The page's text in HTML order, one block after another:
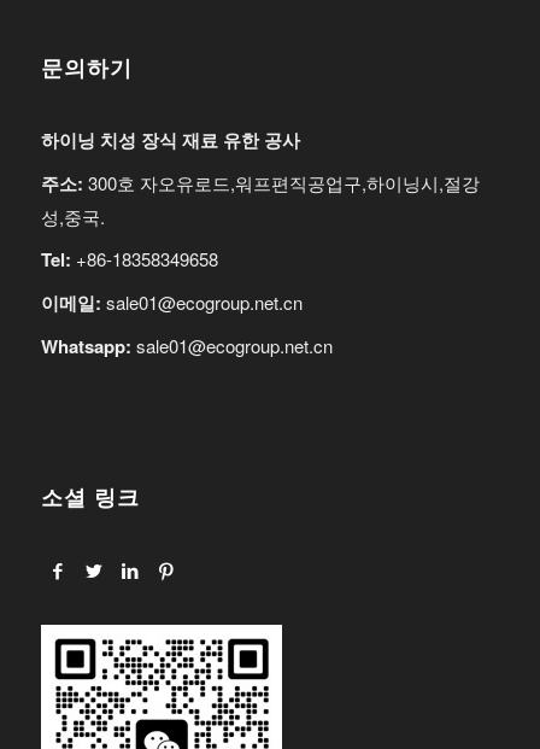
문의하기
하이닝 치성 장식 재료 유한 공사
주소: 300호 자오유로드,워프편직공업구,하이닝시,절강
성,중국.
Tel: +86-18358349658
이메일: sale01@ecogroup.net.cn
Whatsapp: sale01@ecogroup.net.cn
소셜 링크